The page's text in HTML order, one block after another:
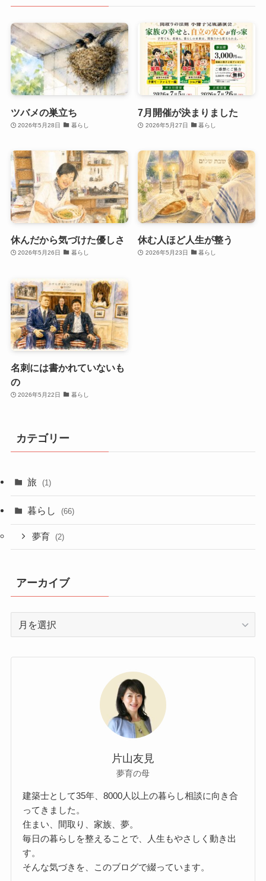
ツバメの巣立ち
2026年5月28日 暮らし
7月開催が決まりました
2026年5月27日 暮らし
休んだから気づけた優しさ
2026年5月26日 暮らし
休む人ほど人生が整う
2026年5月23日 暮らし
名刺には書かれていないも
の
2026年5月22日 暮らし
カテゴリー
旅 (1)
暮らし (66)
夢育 (2)
アーカイブ
片山友見
夢育の母
建築士として35年、8000人以上の暮らし相談に向き合
ってきました。
住まい、間取り、家族、夢。
毎日の暮らしを整えることで、人生もやさしく動き出
す。
そんな気づきを、このブログで綴っています。